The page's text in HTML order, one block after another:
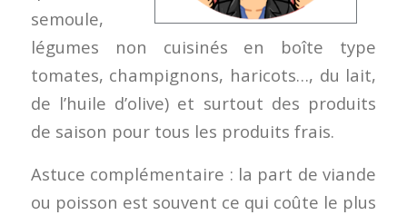
semoule,
légumes non cuisinés en boîte type
tomates, champignons, haricots…, du lait,
de l’huile d’olive) et surtout des produits
de saison pour tous les produits frais.
Astuce complémentaire : la part de viande
ou poisson est souvent ce qui coûte le plus